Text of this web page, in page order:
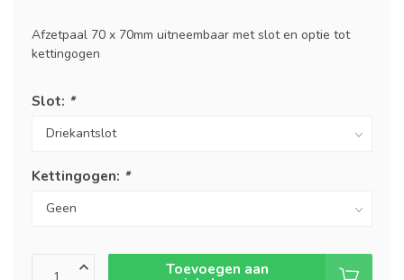
Afzetpaal 70 x 70mm uitneembaar met slot en optie tot
kettingogen
Slot: *
Kettingogen: *
Toevoegen aan